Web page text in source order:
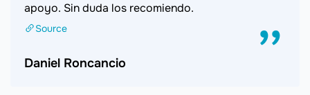
apoyo. Sin duda los recomiendo.
Source
Daniel Roncancio